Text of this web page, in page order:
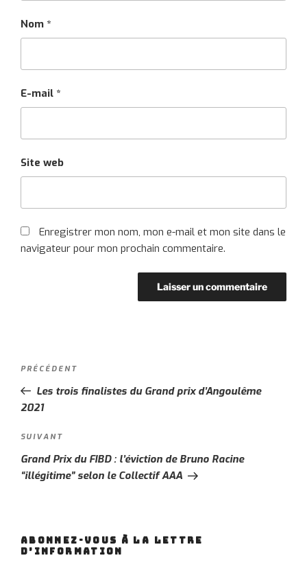
Nom *
E-mail *
Site web
Enregistrer mon nom, mon e-mail et mon site dans le
navigateur pour mon prochain commentaire.
Navigation
l’article
Article
précédent
PRÉCÉDENT
Les trois finalistes du Grand prix d’Angoulême
2021
Article
suivant
SUIVANT
Grand Prix du FIBD : l’éviction de Bruno Racine
“illégitime” selon le Collectif AAA
ABONNEZ-VOUS À LA LETTRE
D’INFORMATION